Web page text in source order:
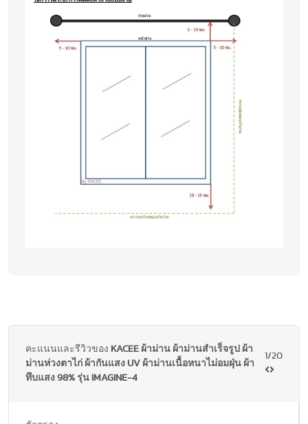
คะแนนและรีวิวของ KACEE ผ้าม่าน ผ้าม่านสำเร็จรูป ผ้า
ม่านห่วงตาไก่ ผ้ากันแสง UV ผ้าม่านเนื้อหนาไม่อมฝุ่น ผ้า
ทึบแสง 98% รุ่น IMAGINE-4
1/20